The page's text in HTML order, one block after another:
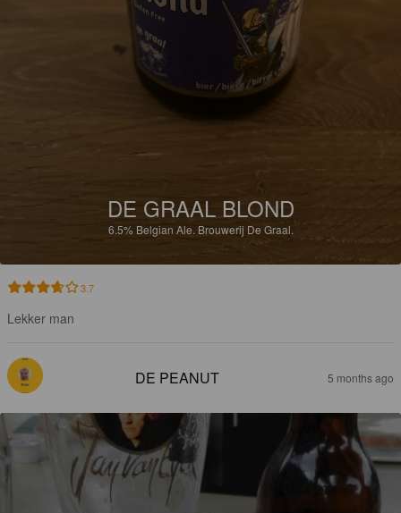
DE GRAAL BLOND
6.5% Belgian Ale. Brouwerij De Graal.
3.7
Lekker man
DE PEANUT 5 months ago